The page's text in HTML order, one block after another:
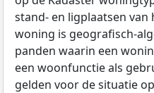
stand- en ligplaatsen van
woning is geografisch-
panden waarin een
een woonfunctie als
gelden voor de situatie